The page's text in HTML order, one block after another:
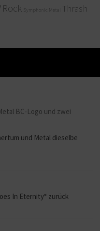
Rock Symphonic Metal
Thrash
und Metal dieselbe
In Eternity“ zurück